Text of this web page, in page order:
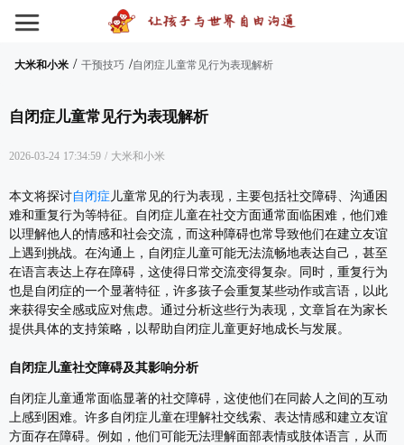
大米和小米 / 干预技巧 /自闭症儿童常见行为表现解析
自闭症儿童常见行为表现解析
2026-03-24 17:34:59 / 大米和小米
本文将探讨自闭症 儿童常见的行为表现，主要包括社交障碍、沟通困
难和重复行为等特征。自闭症儿童在社交方面通常面临困难，他们难
以理解他人的情感和社会交流，而这种障碍也常导致他们在建立友谊
上遇到挑战。在沟通上，自闭症儿童可能无法流畅地表达自己，甚至
在语言表达上存在障碍，这使得日常交流变得复杂。同时，重复行为
也是自闭症的一个显著特征，许多孩子会重复某些动作或言语，以此
来获得安全感或应对焦虑。通过分析这些行为表现，文章旨在为家长
提供具体的支持策略，以帮助自闭症儿童更好地成长与发展。
自闭症儿童社交障碍及其影响分析
自闭症儿童通常面临显著的社交障碍，这使他们在同龄人之间的互动
上感到困难。许多自闭症儿童在理解社交线索、表达情感和建立友谊
方面存在障碍。例如，他们可能无法理解面部表情或肢体语言，从而